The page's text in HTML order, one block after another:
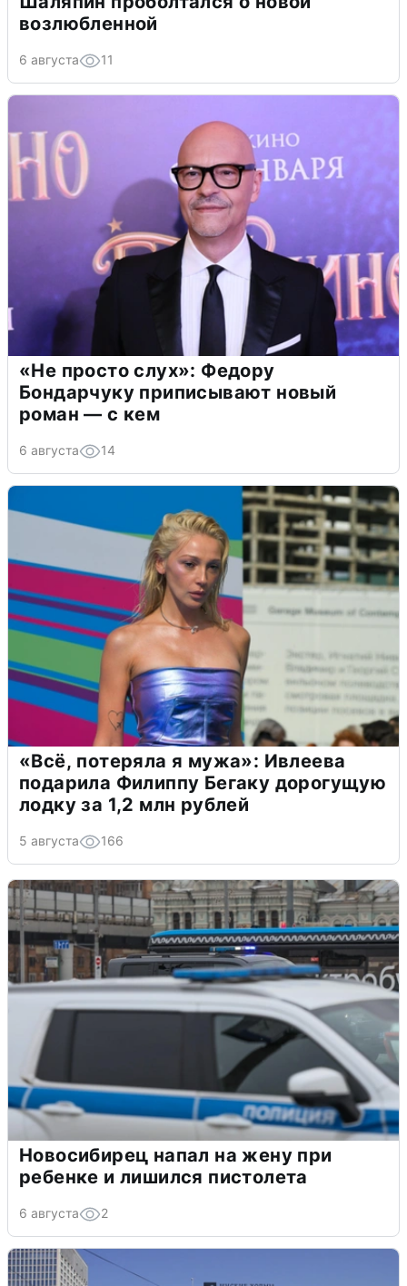
возлюбленной
6 августа 11
«Не просто слух»: Федору
Бондарчуку приписывают новый
роман — с кем
6 августа 14
«Всё, потеряла я мужа»: Ивлеева
подарила Филиппу Бегаку дорогущую
лодку за 1,2 млн рублей
5 августа 166
Новосибирец напал на жену при
ребенке и лишился пистолета
6 августа 2